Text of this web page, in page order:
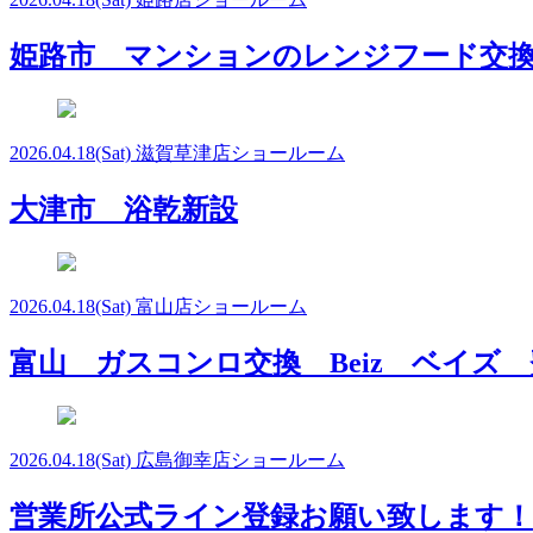
姫路市 マンションのレンジフード交
2026.04.18(Sat) 滋賀草津店ショールーム
大津市 浴乾新設
2026.04.18(Sat) 富山店ショールーム
富山 ガスコンロ交換 Beiz ベイズ
2026.04.18(Sat) 広島御幸店ショールーム
営業所公式ライン登録お願い致します！